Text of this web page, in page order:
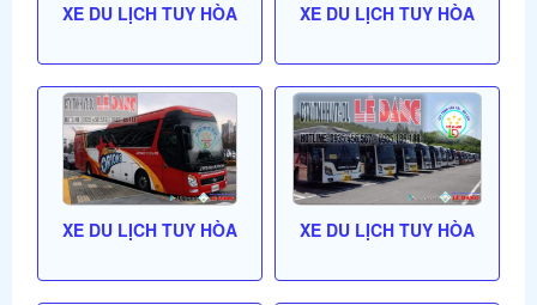
XE DU LỊCH TUY HÒA XE DU LỊCH TUY HÒA
XE DU LỊCH TUY HÒA XE DU LỊCH TUY HÒA